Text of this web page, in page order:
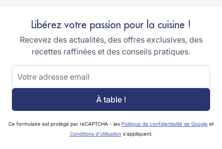
Libérez votre passion pour la cuisine !
Recevez des actualités, des offres exclusives, des
recettes raffinées et des conseils pratiques.
Adresse email
À table !
Ce formulaire est protégé par reCAPTCHA - les Politique de confidentialité de Google et
Conditions d'utilisation s'appliquent.